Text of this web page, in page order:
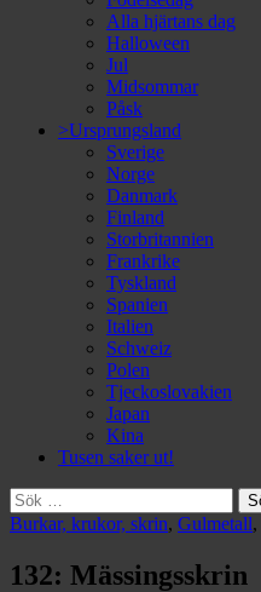
Alla hjärtans dag
Halloween
Jul
Midsommar
Påsk
>Ursprungsland
Sverige
Norge
Danmark
Finland
Storbritannien
Frankrike
Tyskland
Spanien
Italien
Schweiz
Polen
Tjeckoslovakien
Japan
Kina
Tusen saker ut!
Sök
efter:
Burkar, krukor, skrin, Gulmetall,
132: Mässingsskrin